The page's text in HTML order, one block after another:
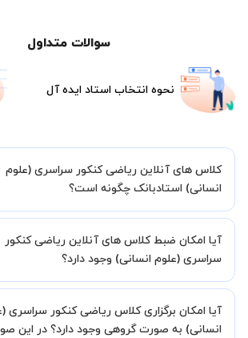
سوالات متداول
نحوه انتخاب استاد ایده آل
کلاس های آنلاین ریاضی کنکور سراسری (علوم
انسانی) استادبانک چگونه است؟
شما میدهیم که استاد شما پیش از جلسه تمامی موارد
یک کلاس آنلاین با کیفیت و مفید را به شما توضیح
آیا امکان ضبط کلاس های آنلاین ریاضی کنکور
سراسری (علوم انسانی) وجود دارد؟
کنید.
آیا امکان برگزاری کلاس ریاضی کنکور سراسری
انسانی) به صورت گروهی وجود دارد؟ در این